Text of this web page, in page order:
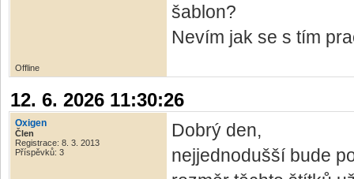
šablon?
Nevím jak se s tím
Offline
12. 6. 2026 11:30:26
Oxigen
Člen
Registrace: 8. 3. 2013
Příspěvků: 3
Dobrý den,
nejjednodušší bude